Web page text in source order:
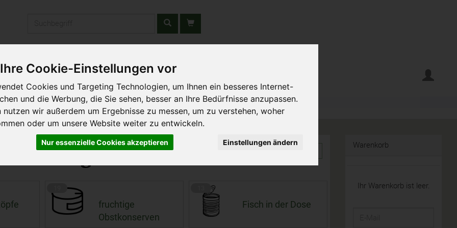
Cookie-Einstellungen vor
Cookies und Targeting Technologien, um Ihnen ein besseres Internet-
und die Werbung, die Sie sehen, besser an Ihre Bedürfnisse anzupassen.
nutzen wir außerdem um Ergebnisse zu messen, um zu verstehen, woher
oder um unsere Website weiter zu entwickeln.
Nur essenzielle Cookies akzeptieren Einstellungen ändern
& Schulen Liefergebiet Wochenmarkt
& Fertiges
fruchtige
Obstkonserven
Fisch in der Dose
Warenkorb
Ihr Warenkorb ist leer.